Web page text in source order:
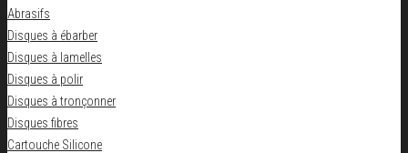
Abrasifs
Disques à ébarber
Disques à lamelles
Disques à polir
Disques à tronçonner
Disques fibres
Cartouche Silicone